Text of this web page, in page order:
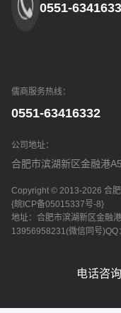
0551-
儒商服务热线：
0551-63416332
公司地址：
合肥市滨湖新区金融港
Copyright © 2013-2026 合
{皖ICP备05015337号-8}
地址：合肥市滨湖新区金融
13956958231(微信同号)QQ
电话咨询